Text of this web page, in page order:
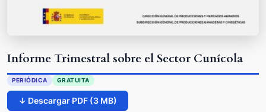
Informe Trimestral sobre el Sector Cunícola
PERIÓDICA GRATUITA
↓ Descargar PDF (3 MB)